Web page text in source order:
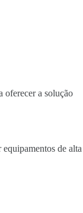
oferecer a solução
de alta